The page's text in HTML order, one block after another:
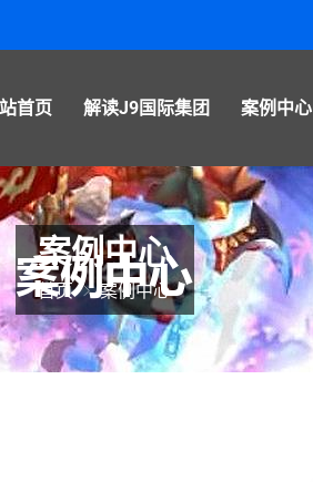
首页 解读J9国际集团 案例中心
案例中心
首页 案例中心